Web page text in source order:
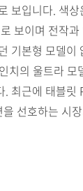
보입니다. 색
보이며 전작
기본형 모델
치의 울트라 모
. 최근에 태블릿
선호하는 시